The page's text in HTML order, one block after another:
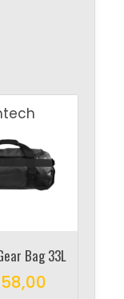
Bag 33L